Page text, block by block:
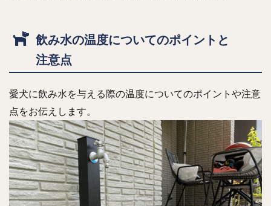
飲み水の温度についてのポイントと
注意点
愛犬に飲み水を与える際の温度についてのポイントや注意
点をお伝えします。